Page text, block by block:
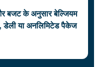
बजट के अनुसार बेल्जियम
डेली या अनलिमिटेड पैकेज